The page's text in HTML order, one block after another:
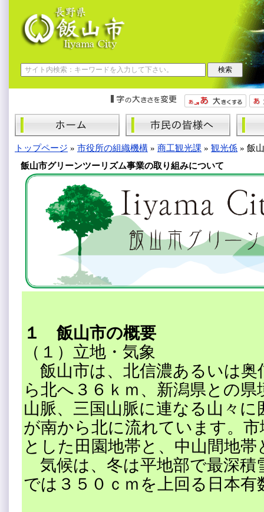
トップページ » 市役所の組織機構 » 商工観光課 » 観光係 » 飯
飯山市グリーンツーリズム事業の取り組みについて
１ 飯山市の概要
（１）立地・気象
飯山市は、北信濃あるいは奥
ら北へ３６ｋｍ、新潟県との
山脈、三国山脈に連なる山々
が南から北に流れています。
とした田園地帯と、中山間地
気候は、冬は平地部で最深積
では３５０ｃｍを上回る日本